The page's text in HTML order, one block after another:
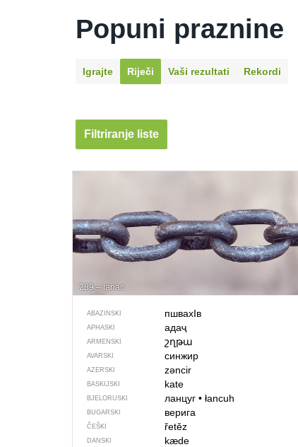
Popuni praznine
Igrajte Riječi Vaši rezultati Rekordi
Filtriranje liste
289 – lanac
ABAZINSKI пшвахIв
APHASKI адаҷ
ARMENSKI շղթա
AVARSKI синжир
AZERSKI zəncir
BASKIJSKI kate
BJELORUSKI ланцуг •łancuh
BUGARSKI верига
ČEŠKI řetěz
DANSKI kæde